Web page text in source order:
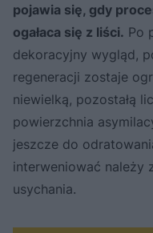
pojawia się, gdy
ogałaca się z liści. Po
dekoracyjny wygląd,
regeneracji zostaje
niewielką, pozostałą
powierzchnia
jeszcze do
interweniować należy
usychania.